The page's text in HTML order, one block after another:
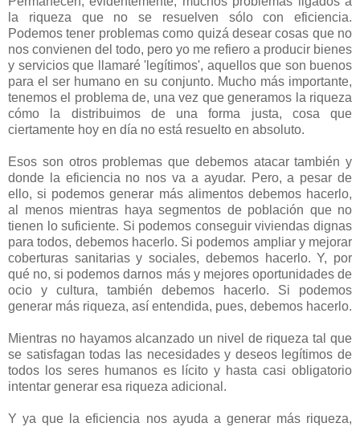
la riqueza que no se resuelven sólo con eficiencia.
Podemos tener problemas como quizá desear cosas que no
nos convienen del todo, pero yo me refiero a producir bienes
y servicios que llamaré 'legítimos', aquellos que son buenos
para el ser humano en su conjunto. Mucho más importante,
tenemos el problema de, una vez que generamos la riqueza
cómo la distribuimos de una forma justa, cosa que
ciertamente hoy en día no está resuelto en absoluto.
Esos son otros problemas que debemos atacar también y
donde la eficiencia no nos va a ayudar. Pero, a pesar de
ello, si podemos generar más alimentos debemos hacerlo,
al menos mientras haya segmentos de población que no
tienen lo suficiente. Si podemos conseguir viviendas dignas
para todos, debemos hacerlo. Si podemos ampliar y mejorar
coberturas sanitarias y sociales, debemos hacerlo. Y, por
qué no, si podemos darnos más y mejores oportunidades de
ocio y cultura, también debemos hacerlo. Si podemos
generar más riqueza, así entendida, pues, debemos hacerlo.
Mientras no hayamos alcanzado un nivel de riqueza tal que
se satisfagan todas las necesidades y deseos legítimos de
todos los seres humanos es lícito y hasta casi obligatorio
intentar generar esa riqueza adicional.
Y ya que la eficiencia nos ayuda a generar más riqueza,